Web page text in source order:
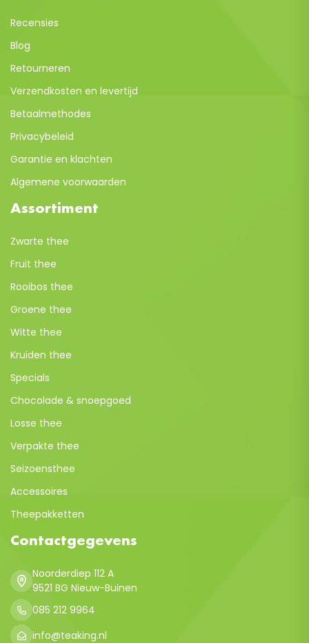
Recensies
Blog
Retourneren
Verzendkosten en levertijd
Betaalmethodes
Privacybeleid
Garantie en klachten
Algemene voorwaarden
Assortiment
Zwarte thee
Fruit thee
Rooibos thee
Groene thee
Witte thee
Kruiden thee
Specials
Chocolade & snoepgoed
Losse thee
Verpakte thee
Seizoensthee
Accessoires
Theepakketten
Contactgegevens
Noorderdiep 112 A
9521 BG Nieuw-Buinen
085 212 9964
info@teaking.nl